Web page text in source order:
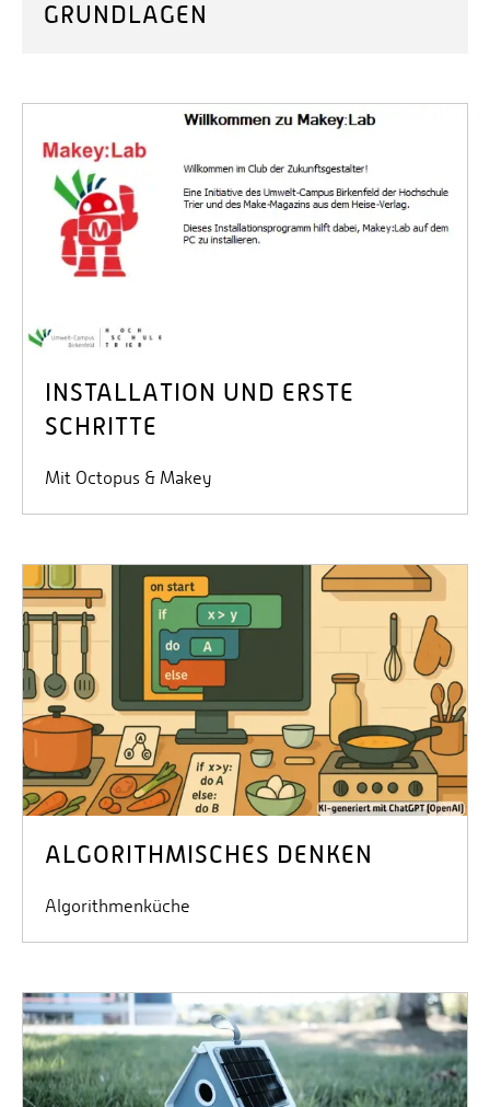
GRUNDLAGEN
INSTALLATION UND ERSTE
SCHRITTE
Mit Octopus & Makey
ALGORITHMISCHES DENKEN
Algorithmenküche